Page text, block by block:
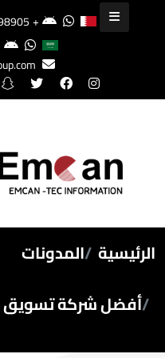
+97333228815
الرئيسية المدونات
أفضل شركة تسويق